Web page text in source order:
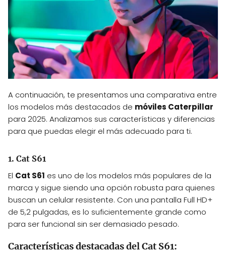
A continuación, te presentamos una comparativa entre
los modelos más destacados de móviles Caterpillar
para 2025. Analizamos sus características y diferencias
para que puedas elegir el más adecuado para ti.
1. Cat S61
El Cat S61 es uno de los modelos más populares de la
marca y sigue siendo una opción robusta para quienes
buscan un celular resistente. Con una pantalla Full HD+
de 5,2 pulgadas, es lo suficientemente grande como
para ser funcional sin ser demasiado pesado.
Características destacadas del Cat S61: